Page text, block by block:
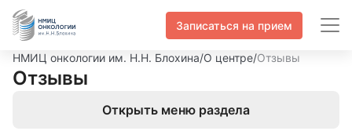
Записаться на прием
НМИЦ онкологии им. Н.Н. Блохина/О центре/Отзывы
Отзывы
Открыть меню раздела